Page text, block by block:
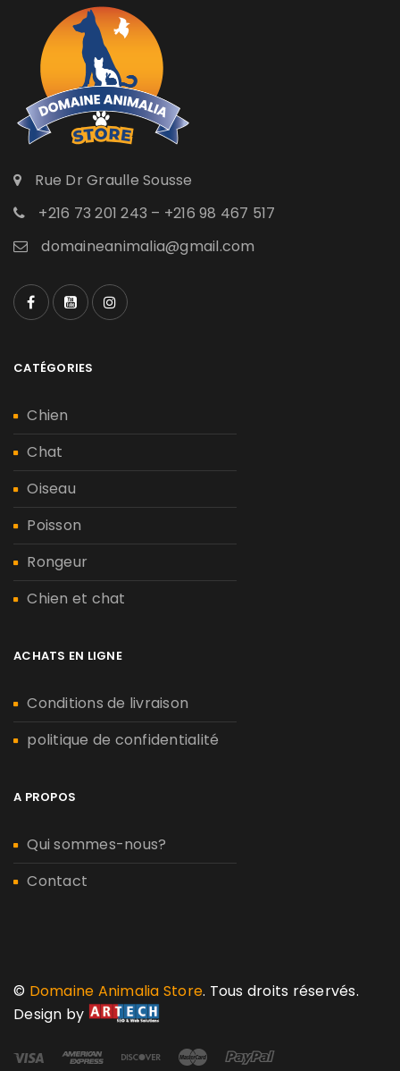
Rue Dr Graulle Sousse
+216 73 201 243 – +216 98 467 517
domaineanimalia@gmail.com
CATÉGORIES
Chien
Chat
Oiseau
Poisson
Rongeur
Chien et chat
ACHATS EN LIGNE
Conditions de livraison
politique de confidentialité
A PROPOS
Qui sommes-nous?
Contact
© Domaine Animalia Store. Tous droits réservés.
Design by